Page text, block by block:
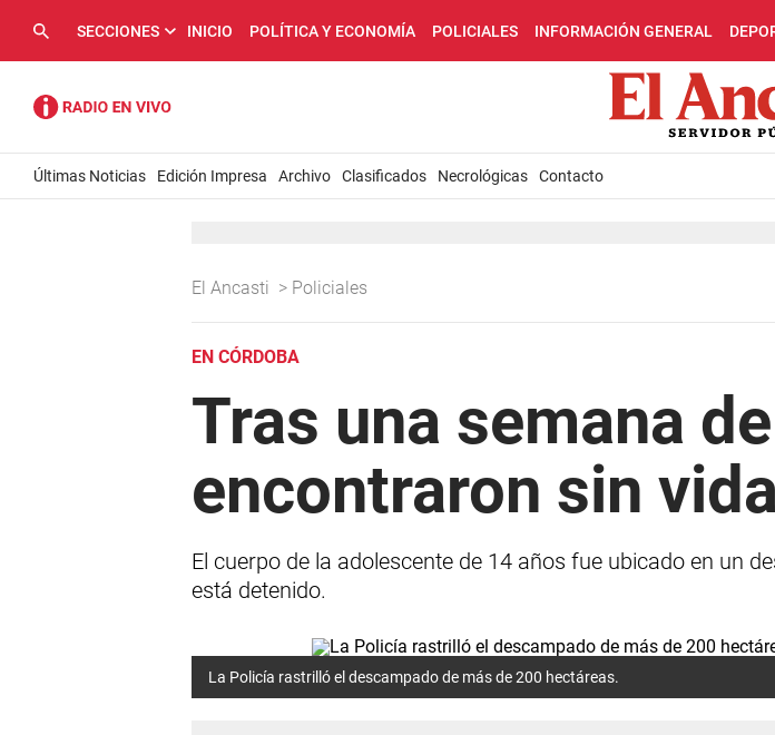
SECCIONES INICIO POLÍTICA Y ECONOMÍA POLICIALES INFORMACIÓN GENERAL
Últimas Noticias Edición Impresa Archivo Clasificados Necrológicas Contacto
El Ancasti > Policiales
EN CÓRDOBA
Tras una semana
encontraron sin
El cuerpo de la adolescente de 14 años fue ubicado en un
está detenido.
La Policía rastrilló el descampado de más de 200 hectáreas.